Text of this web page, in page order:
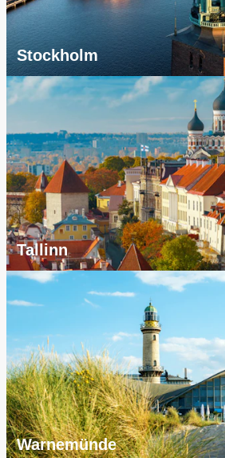
Stockholm
Tallinn
Warnemünde